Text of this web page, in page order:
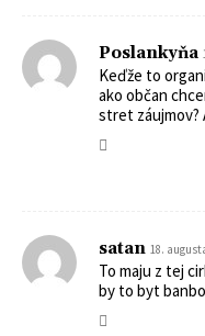
Poslankyňa
Keďže to
ako občan
stret záujmov?
satan 18.
To maju z tej
by to byt